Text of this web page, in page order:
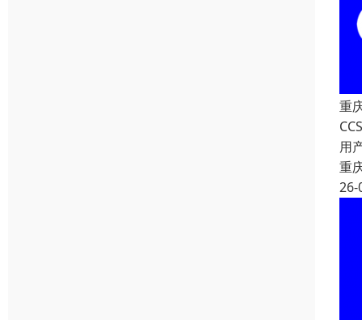
重
用
重
26-